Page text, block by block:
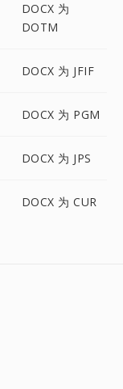
DOCX 为
DOTM
DOCX 为 JFIF
DOCX 为 PGM
DOCX 为 JPS
DOCX 为 CUR